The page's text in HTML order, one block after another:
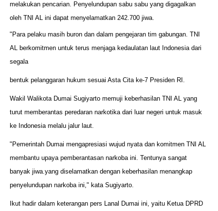
melakukan pencarian. Penyelundupan sabu sabu yang digagalkan
oleh TNI AL ini dapat menyelamatkan 242.700 jiwa.
"Para pelaku masih buron dan dalam pengejaran tim gabungan. TNI
AL berkomitmen untuk terus menjaga kedaulatan laut Indonesia dari
segala
bentuk pelanggaran hukum sesuai Asta Cita ke-7 Presiden RI.
Wakil Walikota Dumai Sugiyarto memuji keberhasilan TNI AL yang
turut memberantas peredaran narkotika dari luar negeri untuk masuk
ke Indonesia melalu jalur laut.
"Pemerintah Dumai mengapresiasi wujud nyata dan komitmen TNI AL
membantu upaya pemberantasan narkoba ini. Tentunya sangat
banyak jiwa.yang diselamatkan dengan keberhasilan menangkap
penyelundupan narkoba ini," kata Sugiyarto.
Ikut hadir dalam keterangan pers Lanal Dumai ini, yaitu Ketua DPRD